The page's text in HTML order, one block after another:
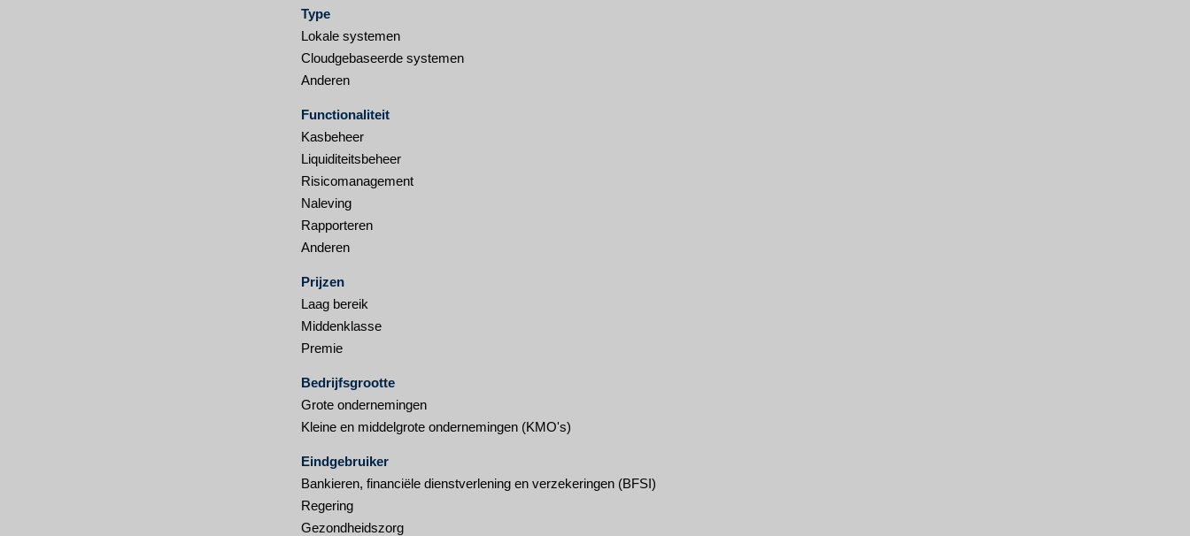
Type
Lokale systemen
Cloudgebaseerde systemen
Anderen
Functionaliteit
Kasbeheer
Liquiditeitsbeheer
Risicomanagement
Naleving
Rapporteren
Anderen
Prijzen
Laag bereik
Middenklasse
Premie
Bedrijfsgrootte
Grote ondernemingen
Kleine en middelgrote ondernemingen (KMO's)
Eindgebruiker
Bankieren, financiële dienstverlening en verzekeringen (BFSI)
Regering
Gezondheidszorg